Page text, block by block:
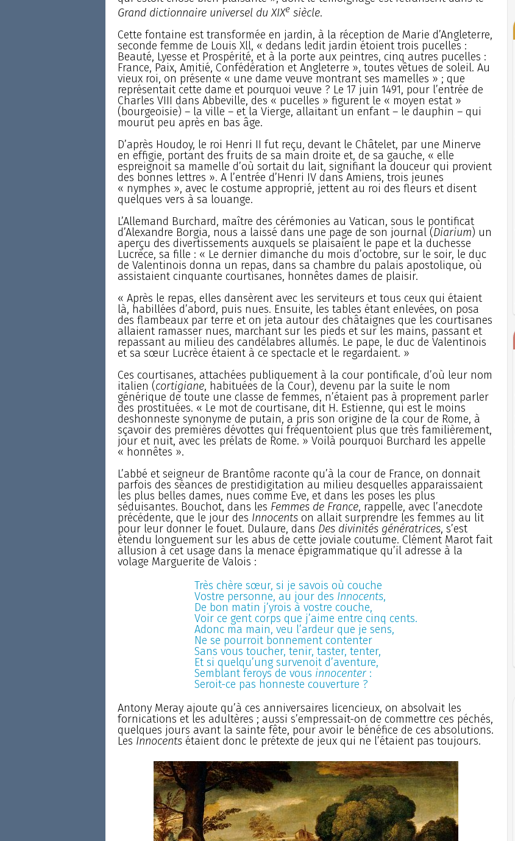
Grand dictionnaire universel du XIXesiècle.
Cette fontaine est transformée en jardin, à la réception de Marie d’Angleterre,
seconde femme de Louis Xll, « dedans ledit jardin étoient trois pucelles :
Beauté, Lyesse et Prospérité, et à la porte aux peintres, cinq autres pucelles :
France, Paix, Amitié, Confédération et Angleterre », toutes vêtues de soleil. Au
vieux roi, on présente « une dame veuve montrant ses mamelles » ; que
représentait cette dame et pourquoi veuve ? Le 17 juin 1491, pour l’entrée de
Charles VIII dans Abbeville, des « pucelles » figurent le « moyen estat »
(bourgeoisie) – la ville – et la Vierge, allaitant un enfant – le dauphin – qui
mourut peu après en bas âge.
D’après Houdoy, le roi Henri II fut reçu, devant le Châtelet, par une Minerve
en effigie, portant des fruits de sa main droite et, de sa gauche, « elle
espreignoit sa mamelle d’où sortait du lait, signifiant la douceur qui provient
des bonnes lettres ». A l’entrée d’Henri IV dans Amiens, trois jeunes
« nymphes », avec le costume approprié, jettent au roi des fleurs et disent
quelques vers à sa louange.
L’Allemand Burchard, maître des cérémonies au Vatican, sous le pontificat
d’Alexandre Borgia, nous a laissé dans une page de son journal (Diarium) un
aperçu des divertissements auxquels se plaisaient le pape et la duchesse
Lucrèce, sa fille : « Le dernier dimanche du mois d’octobre, sur le soir, le duc
de Valentinois donna un repas, dans sa chambre du palais apostolique, où
assistaient cinquante courtisanes, honnêtes dames de plaisir.
« Après le repas, elles dansèrent avec les serviteurs et tous ceux qui étaient
là, habillées d’abord, puis nues. Ensuite, les tables étant enlevées, on posa
des flambeaux par terre et on jeta autour des châtaignes que les courtisanes
allaient ramasser nues, marchant sur les pieds et sur les mains, passant et
repassant au milieu des candélabres allumés. Le pape, le duc de Valentinois
et sa sœur Lucrèce étaient à ce spectacle et le regardaient. »
Ces courtisanes, attachées publiquement à la cour pontificale, d’où leur nom
italien (cortigiane, habituées de la Cour), devenu par la suite le nom
générique de toute une classe de femmes, n’étaient pas à proprement parler
des prostituées. « Le mot de courtisane, dit H. Estienne, qui est le moins
deshonneste synonyme de putain, a pris son origine de la cour de Rome, à
sçavoir des premières dévottes qui fréquentoient plus que très familièrement,
jour et nuit, avec les prélats de Rome. » Voilà pourquoi Burchard les appelle
« honnêtes ».
L’abbé et seigneur de Brantôme raconte qu’à la cour de France, on donnait
parfois des séances de prestidigitation au milieu desquelles apparaissaient
les plus belles dames, nues comme Eve, et dans les poses les plus
séduisantes. Bouchot, dans les Femmes de France, rappelle, avec l’anecdote
précédente, que le jour des Innocentson allait surprendre les femmes au lit
pour leur donner le fouet. Dulaure, dans Des divinités génératrices, s’est
étendu longuement sur les abus de cette joviale coutume. Clément Marot fait
allusion à cet usage dans la menace épigrammatique qu’il adresse à la
volage Marguerite de Valois :
Très chère sœur, si je savois où couche
Vostre personne, au jour des Innocents,
De bon matin j’yrois à vostre couche,
Voir ce gent corps que j’aime entre cinq cents.
Adonc ma main, veu l’ardeur que je sens,
Ne se pourroit bonnement contenter
Sans vous toucher, tenir, taster, tenter,
Et si quelqu’ung survenoit d’aventure,
Semblant feroys de vous innocenter :
Seroit-ce pas honneste couverture ?
Antony Meray ajoute qu’à ces anniversaires licencieux, on absolvait les
fornications et les adultères ; aussi s’empressait-on de commettre ces péchés,
quelques jours avant la sainte fête, pour avoir le bénéfice de ces absolutions.
Les Innocentsétaient donc le prétexte de jeux qui ne l’étaient pas toujours.